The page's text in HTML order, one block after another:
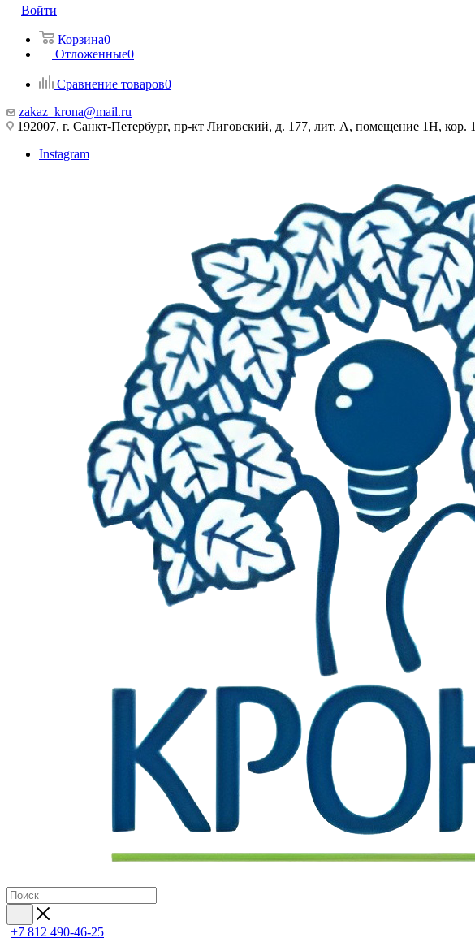
Войти
Корзина0
Отложенные0
Сравнение товаров0
zakaz_krona@mail.ru
192007, г. Санкт-Петербург, пр-кт Лиговский, д. 177, лит. А, помещение 1Н, кор. 1
Instagram
+7 812 490-46-25